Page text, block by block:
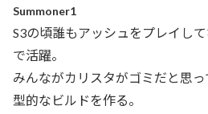
Summoner1
S3の頃誰もアッシュをプレイし
で活躍。
みんながカリスタがゴミだと思
型的なビルドを作る。